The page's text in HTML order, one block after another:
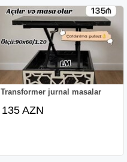
Transformer jurnal masalar
135 AZN